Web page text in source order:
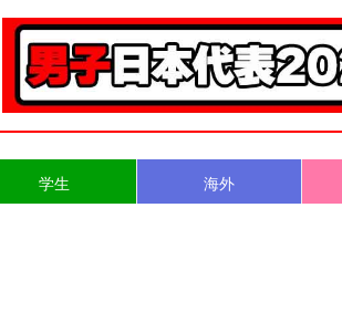
学生 海外